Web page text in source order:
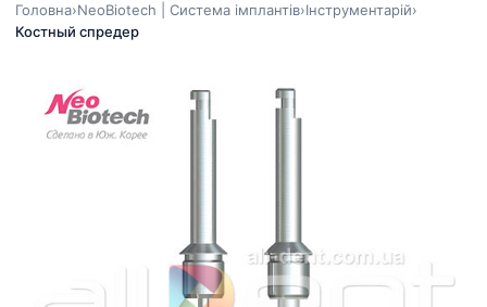
Головна›NeoBiotech | Система імплантів›Інструментарій›
Костный спредер